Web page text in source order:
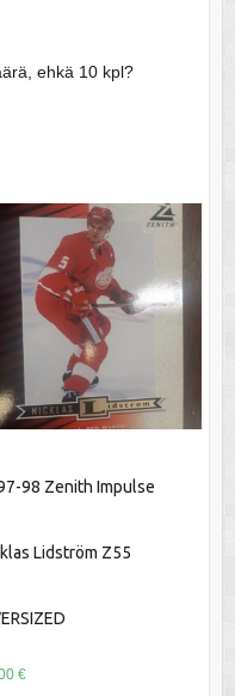
ehkä 10 kpl?
98 Zenith Impulse
Lidström Z55
€